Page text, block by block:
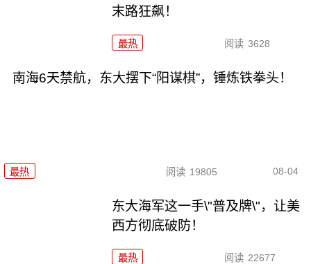
末路狂飙！
最热 阅读 3628
南海6天禁航，东大摆下“阳谋棋”，锤炼铁拳头！
最热 阅读 19805 08-04
东大海军这一手\"普及牌\"，让美
西方彻底破防！
最热 阅读 22677